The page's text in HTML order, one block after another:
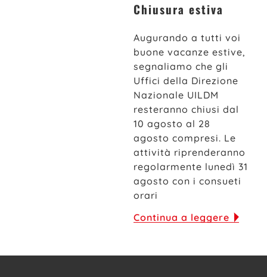
Chiusura estiva
Augurando a tutti voi
buone vacanze estive,
segnaliamo che gli
Uffici della Direzione
Nazionale UILDM
resteranno chiusi dal
10 agosto al 28
agosto compresi. Le
attività riprenderanno
regolarmente lunedì 31
agosto con i consueti
orari
Continua a leggere